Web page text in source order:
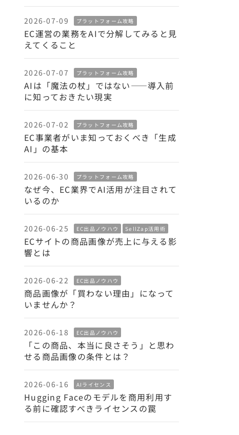
2026-07-09 プラットフォーム攻略
EC運営の業務をAIで分解してみると見
えてくること
2026-07-07 プラットフォーム攻略
AIは「魔法の杖」ではない——導入前
に知っておきたい現実
2026-07-02 プラットフォーム攻略
EC事業者がいま知っておくべき「生成
AI」の基本
2026-06-30 プラットフォーム攻略
なぜ今、EC業界でAI活用が注目されて
いるのか
2026-06-25 EC出品ノウハウ SellZap活用術
ECサイトの商品画像が売上に与える影
響とは
2026-06-22 EC出品ノウハウ
商品画像が「買わない理由」になって
いませんか？
2026-06-18 EC出品ノウハウ
「この商品、本当に良さそう」と思わ
せる商品画像の条件とは？
2026-06-16 AIライセンス
Hugging Faceのモデルを商用利用す
る前に確認すべきライセンスの罠